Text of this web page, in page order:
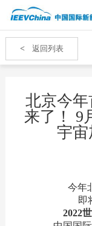
< 返回列表
北京今
来了！ 9
宇宙
今年
即
2022